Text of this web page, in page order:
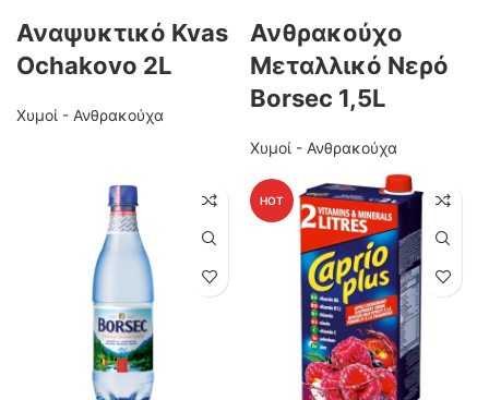
Αναψυκτικό Kvas
Ochakovo 2L
Χυμοί - Ανθρακούχα
Ανθρακούχο
Μεταλλικό Νερό
Borsec 1,5L
Χυμοί - Ανθρακούχα
HOT